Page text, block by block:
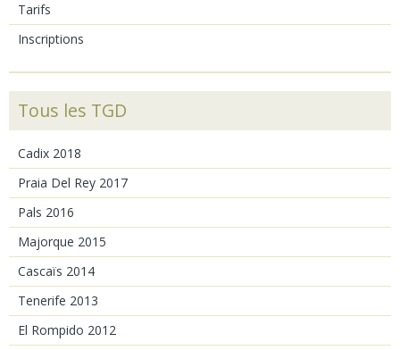
Tarifs
Inscriptions
Tous les TGD
Cadix 2018
Praia Del Rey 2017
Pals 2016
Majorque 2015
Cascaïs 2014
Tenerife 2013
El Rompido 2012